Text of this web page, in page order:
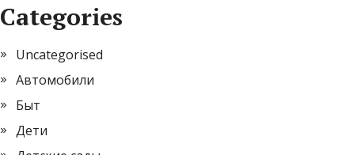
Categories
Uncategorised
Автомобили
Быт
Дети